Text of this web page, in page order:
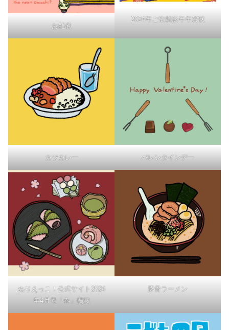
お雑煮
2024年ご依頼辰年年賀状
カツカレー バレンタインデー
ぬりえっこ！公式サイト2024
年4月号「春」掲載
豚骨ラーメン